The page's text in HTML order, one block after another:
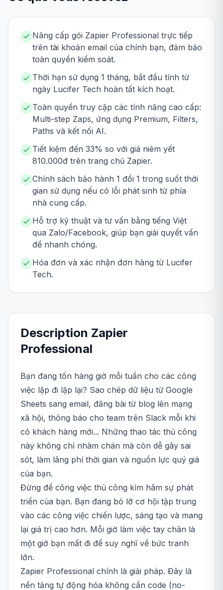
Nâng cấp gói Zapier Professional trực tiếp
trên tài khoản email của chính bạn, đảm bảo
toàn quyền kiểm soát.
Thời hạn sử dụng 1 tháng, bắt đầu tính từ
ngày Lucifer Tech hoàn tất kích hoạt.
Toàn quyền truy cập các tính năng cao cấp:
Multi-step Zaps, ứng dụng Premium, Filters,
Paths và kết nối AI.
Tiết kiệm đến 33% so với giá niêm yết
810.000đ trên trang chủ Zapier.
Chính sách bảo hành 1 đổi 1 trong suốt thời
gian sử dụng nếu có lỗi phát sinh từ phía
nhà cung cấp.
Hỗ trợ kỹ thuật và tư vấn bằng tiếng Việt
qua Zalo/Facebook, giúp bạn giải quyết vấn
đề nhanh chóng.
Hóa đơn và xác nhận đơn hàng từ Lucifer
Tech.
Description Zapier
Professional
Bạn đang tốn hàng giờ mỗi tuần cho các công
việc lặp đi lặp lại? Sao chép dữ liệu từ Google
Sheets sang email, đăng bài từ blog lên mạng
xã hội, thông báo cho team trên Slack mỗi khi
có khách hàng mới... Những thao tác thủ công
này không chỉ nhàm chán mà còn dễ gây sai
sót, làm lãng phí thời gian và nguồn lực quý giá
của bạn.
Đừng để công việc thủ công kìm hãm sự phát
triển của bạn. Bạn đang bỏ lỡ cơ hội tập trung
vào các công việc chiến lược, sáng tạo và mang
lại giá trị cao hơn. Mỗi giờ làm việc tay chân là
một giờ bạn mất đi để suy nghĩ về bức tranh
lớn.
Zapier Professional chính là giải pháp. Đây là
nền tảng tự động hóa không cần code (no-